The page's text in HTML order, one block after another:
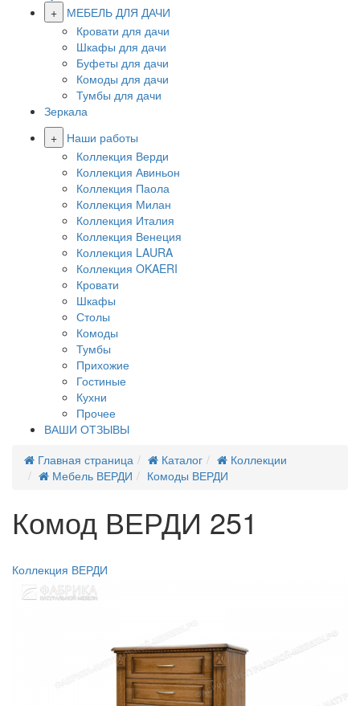
+
МЕБЕЛЬ ДЛЯ ДАЧИ
Кровати для дачи
Шкафы для дачи
Буфеты для дачи
Комоды для дачи
Тумбы для дачи
Зеркала
+
Наши работы
Коллекция Верди
Коллекция Авиньон
Коллекция Паола
Коллекция Милан
Коллекция Италия
Коллекция Венеция
Коллекция LAURA
Коллекция OKAERI
Кровати
Шкафы
Столы
Комоды
Тумбы
Прихожие
Гостиные
Кухни
Прочее
ВАШИ ОТЗЫВЫ
Главная страница
Каталог
Коллекции
Мебель ВЕРДИ
Комоды ВЕРДИ
Комод ВЕРДИ 251
Коллекция ВЕРДИ